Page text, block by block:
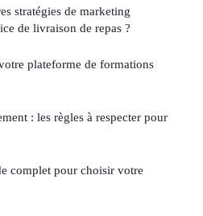
stratégies de marketing
de livraison de repas ?
plateforme de formations
: les règles à respecter pour
complet pour choisir votre